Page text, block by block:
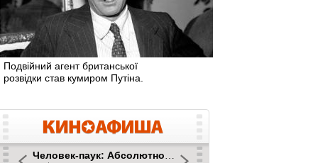
Подвійний агент британської
розвідки став кумиром Путіна.